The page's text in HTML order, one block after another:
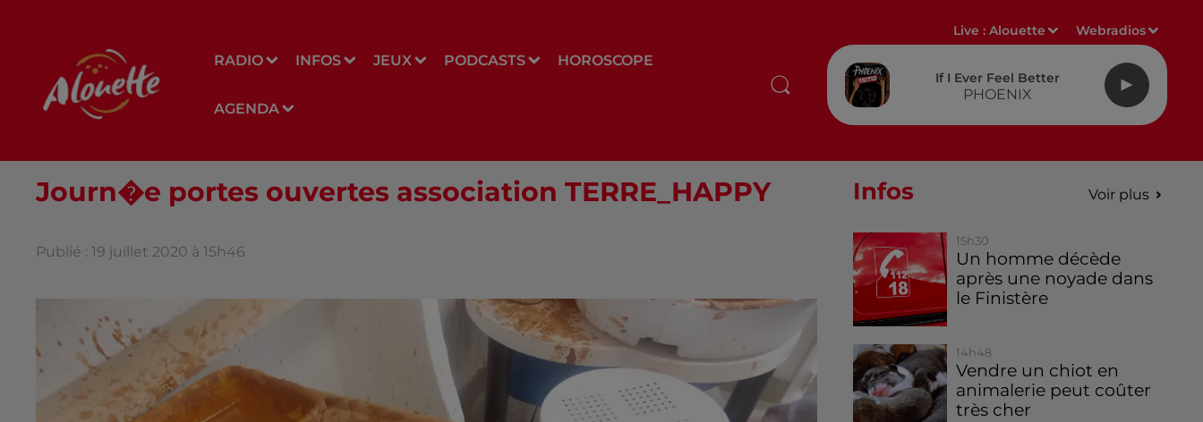
RADIO INFOS JEUX PODCASTS HOROSCOPE
AGENDA
Live :Alouette Webradios
If I Ever Feel Better
PHOENIX
Journ�e portes ouvertes association TERRE_HAPPY
Publié : 19 juillet 2020 à 15h46
Infos Voir plus
15h30
Un homme décède
après une noyade dans
le Finistère
14h48
Vendre un chiot en
animalerie peut coûter
très cher